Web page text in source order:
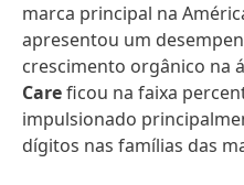
marca principal na
apresentou um
crescimento orgânico na
Careficou na faixa
impulsionado
dígitos nas famílias das